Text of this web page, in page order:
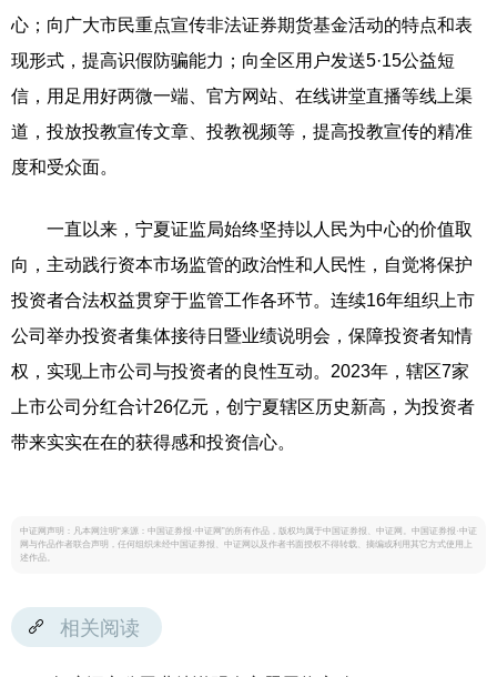
心；向广大市民重点宣传非法证券期货基金活动的特点和表
现形式，提高识假防骗能力；向全区用户发送5·15公益短
信，用足用好两微一端、官方网站、在线讲堂直播等线上渠
道，投放投教宣传文章、投教视频等，提高投教宣传的精准
度和受众面。
一直以来，宁夏证监局始终坚持以人民为中心的价值取
向，主动践行资本市场监管的政治性和人民性，自觉将保护
投资者合法权益贯穿于监管工作各环节。连续16年组织上市
公司举办投资者集体接待日暨业绩说明会，保障投资者知情
权，实现上市公司与投资者的良性互动。2023年，辖区7家
上市公司分红合计26亿元，创宁夏辖区历史新高，为投资者
带来实实在在的获得感和投资信心。
中证网声明：凡本网注明“来源：中国证券报·中证网”的所有作品，版权均属于中国证券报、中证网。中国证券报·中证
网与作品作者联合声明，任何组织未经中国证券报、中证网以及作者书面授权不得转载、摘编或利用其它方式使用上
述作品。
相关阅读